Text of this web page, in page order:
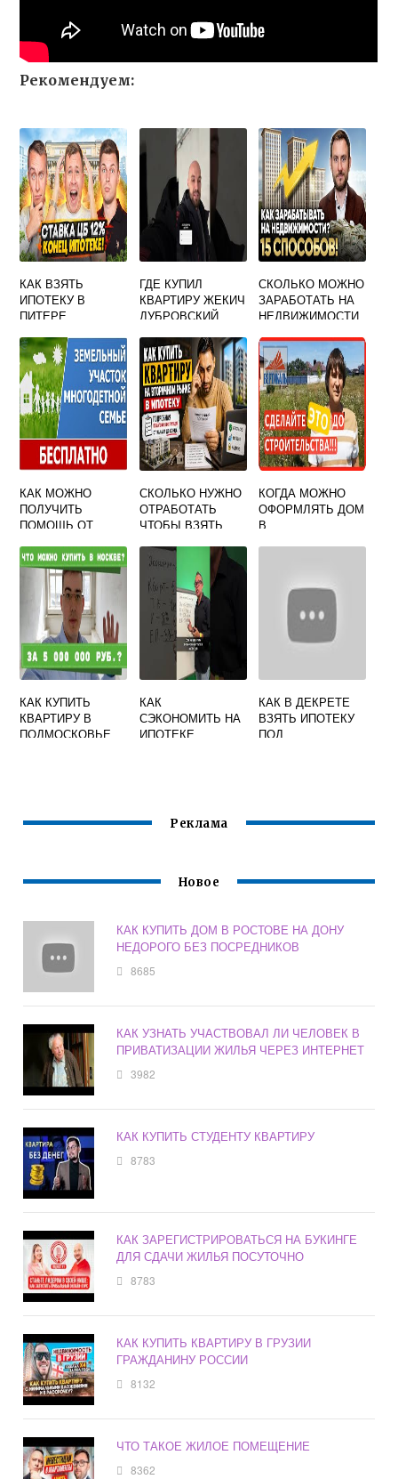
Рекомендуем:
КАК ВЗЯТЬ
ИПОТЕКУ В
ПИТЕРЕ
ГДЕ КУПИЛ
КВАРТИРУ ЖЕКИЧ
ДУБРОВСКИЙ
СКОЛЬКО МОЖНО
ЗАРАБОТАТЬ НА
НЕДВИЖИМОСТИ
КАК МОЖНО
ПОЛУЧИТЬ
ПОМОЩЬ ОТ
ПОКУПКУ
УЧАСТКА ПОД
ЖИЛОЙ ДОМ
СКОЛЬКО НУЖНО
ОТРАБОТАТЬ
ЧТОБЫ ВЗЯТЬ
КОГДА МОЖНО
ОФОРМЛЯТЬ ДОМ
В
КАК КУПИТЬ
КВАРТИРУ В
ПОДМОСКОВЬЕ
КАК
СЭКОНОМИТЬ НА
ИПОТЕКЕ
КАК В ДЕКРЕТЕ
ВЗЯТЬ ИПОТЕКУ
ПОД
Реклама
Новое
КАК КУПИТЬ ДОМ В РОСТОВЕ НА ДОНУ
НЕДОРОГО БЕЗ ПОСРЕДНИКОВ
8685
КАК УЗНАТЬ УЧАСТВОВАЛ ЛИ ЧЕЛОВЕК В
ПРИВАТИЗАЦИИ ЖИЛЬЯ ЧЕРЕЗ ИНТЕРНЕТ
3982
КАК КУПИТЬ СТУДЕНТУ КВАРТИРУ
8783
КАК ЗАРЕГИСТРИРОВАТЬСЯ НА БУКИНГЕ
ДЛЯ СДАЧИ ЖИЛЬЯ ПОСУТОЧНО
8783
КАК КУПИТЬ КВАРТИРУ В ГРУЗИИ
ГРАЖДАНИНУ РОССИИ
8132
ЧТО ТАКОЕ ЖИЛОЕ ПОМЕЩЕНИЕ
8362